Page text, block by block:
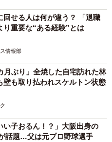
回せる人は何が違う？ 「退職
り重要な“ある経験”とは
情報部
月ぶり」全焼した自宅訪れた林
も取り払われスケルトン状態
い子おるん！？」大阪出身の
話題…父は元プロ野球選手